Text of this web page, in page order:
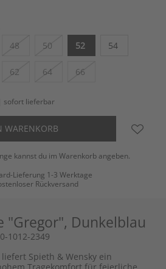
48 50 52 54
62 64 66
sofort lieferbar
WARENKORB
kannst du im Warenkorb angeben.
Lieferung 1-3 Werktage
Rückversand
"Gregor", Dunkelblau
1012-2349
Spieth & Wensky ein